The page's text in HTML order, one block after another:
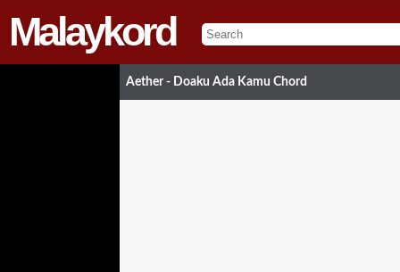
Malaykord
Aether - Doaku Ada Kamu Chord